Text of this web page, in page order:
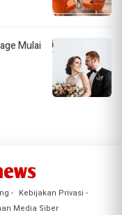
Mulai
Kebijakan Privasi
Media Siber